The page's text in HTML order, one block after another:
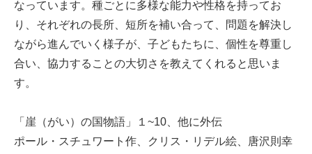
なっています。種ごとに多様な能力や性格を持ってお
り、それぞれの長所、短所を補い合って、問題を解決し
ながら進んでいく様子が、子どもたちに、個性を尊重し
合い、協力することの大切さを教えてくれると思いま
す。
「崖（がい）の国物語」１~10、他に外伝
ポール・スチュワート作、クリス・リデル絵、唐沢則幸